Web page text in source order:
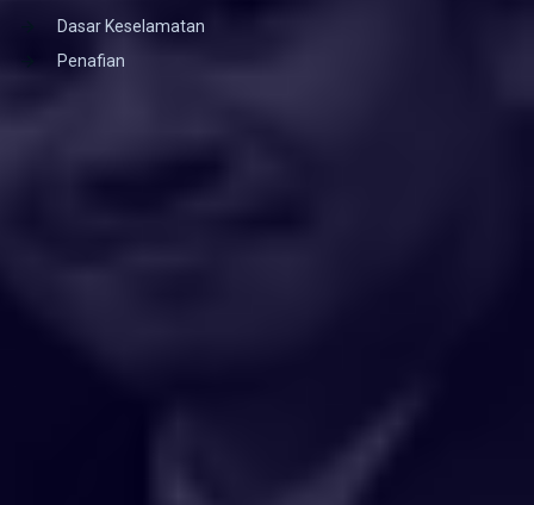
Dasar Keselamatan
Penafian